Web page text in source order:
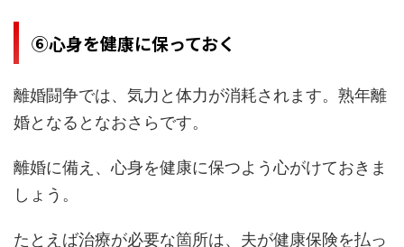
⑥心身を健康に保っておく
離婚闘争では、気力と体力が消耗されます。熟年離
婚となるとなおさらです。
離婚に備え、心身を健康に保つよう心がけておきま
しょう。
たとえば治療が必要な箇所は、夫が健康保険を払っ